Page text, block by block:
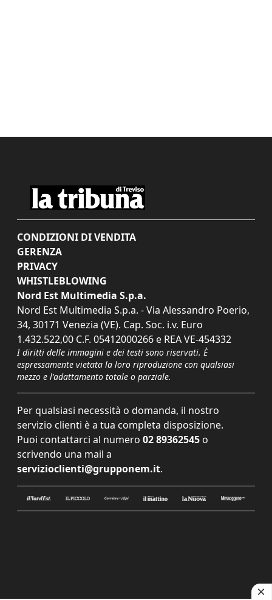
CONDIZIONI DI VENDITA
GERENZA
PRIVACY
WHISTLEBLOWING
Nord Est Multimedia S.p.a.
Nord Est Multimedia S.p.a. - Via Alessandro Poerio,
34, 30171 Venezia (VE). Cap. Soc. i.v. Euro
1.432.522,00 C.F. 05412000266 e REA VE-454332
I diritti delle immagini e dei testi sono riservati. È
espressamente vietata la loro riproduzione con qualsiasi
mezzo e l'adattamento totale o parziale.
Per qualsiasi necessità o domanda, il nostro
servizio clienti è a tua completa disposizione.
Puoi contattarci al numero 02 89362545 o
scrivendo una mail a
servizioclienti@grupponem.it.